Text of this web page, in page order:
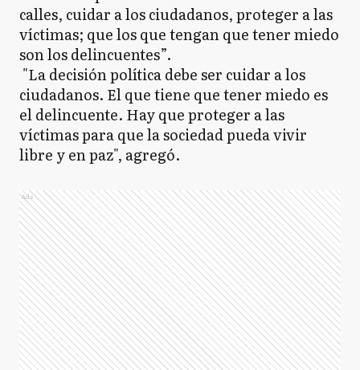
calles, cuidar a los ciudadanos, proteger a las
víctimas; que los que tengan que tener miedo
son los delincuentes”.
"La decisión política debe ser cuidar a los
ciudadanos. El que tiene que tener miedo es
el delincuente. Hay que proteger a las
víctimas para que la sociedad pueda vivir
libre y en paz", agregó.
Ads